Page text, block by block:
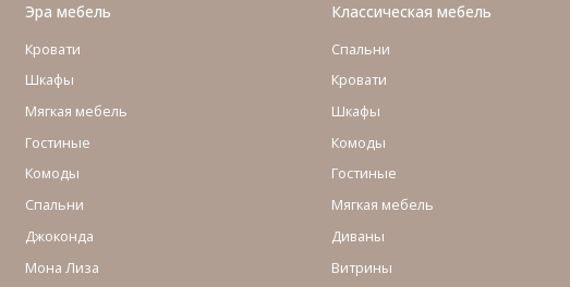
Эра мебель
Кровати
Шкафы
Мягкая мебель
Гостиные
Комоды
Cпальни
Джоконда
Мона Лиза
Классическая мебель
Спальни
Кровати
Шкафы
Комоды
Гостиные
Мягкая мебель
Диваны
Витрины